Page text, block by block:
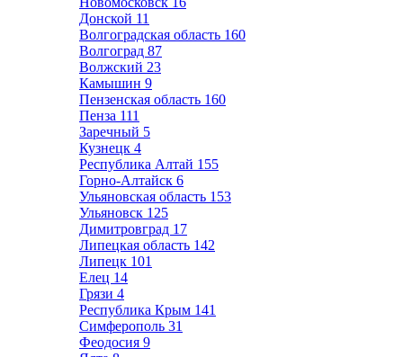
Донской 11
Волгоградская область 160
Волгоград 87
Волжский 23
Камышин 9
Пензенская область 160
Пенза 111
Заречный 5
Кузнецк 4
Республика Алтай 155
Горно-Алтайск 6
Ульяновская область 153
Ульяновск 125
Димитровград 17
Липецкая область 142
Липецк 101
Елец 14
Грязи 4
Республика Крым 141
Симферополь 31
Феодосия 9